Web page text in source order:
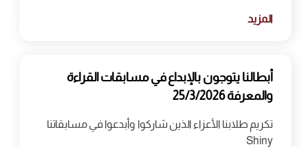
المزيد
أبطالنا يتوجون بالإبداع في مسابقات القراءة
والمعرفة 25/3/2026
تكريم طلابنا الأعزاء الذين شاركوا وأبدعوا في مسابقاتنا
Shiny